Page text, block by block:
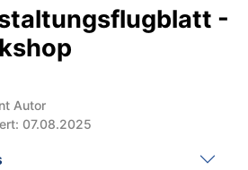
-
Autor
07.08.2025